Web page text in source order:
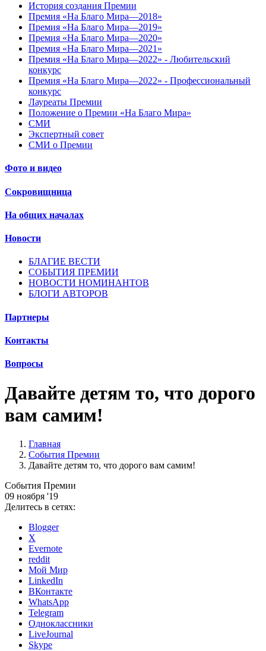
История создания Премии
Премия «На Благо Мира—2018»
Премия «На Благо Мира—2019»
Премия «На Благо Мира—2020»
Премия «На Благо Мира—2021»
Премия «На Благо Мира—2022» - Любительский
конкурс
Премия «На Благо Мира—2022» - Профессиональный
конкурс
Лауреаты Премии
Положение о Премии «На Благо Мира»
СМИ
Экспертный совет
СМИ о Премии
Фото и видео
Сокровищница
На общих началах
Новости
БЛАГИЕ ВЕСТИ
СОБЫТИЯ ПРЕМИИ
НОВОСТИ НОМИНАНТОВ
БЛОГИ АВТОРОВ
Партнеры
Контакты
Вопросы
Давайте детям то, что дорого
вам самим!
Главная
События Премии
Давайте детям то, что дорого вам самим!
События Премии
09 ноября '19
Делитесь в сетях:
Blogger
X
Evernote
reddit
Мой Мир
LinkedIn
ВКонтакте
WhatsApp
Telegram
Одноклассники
LiveJournal
Skype